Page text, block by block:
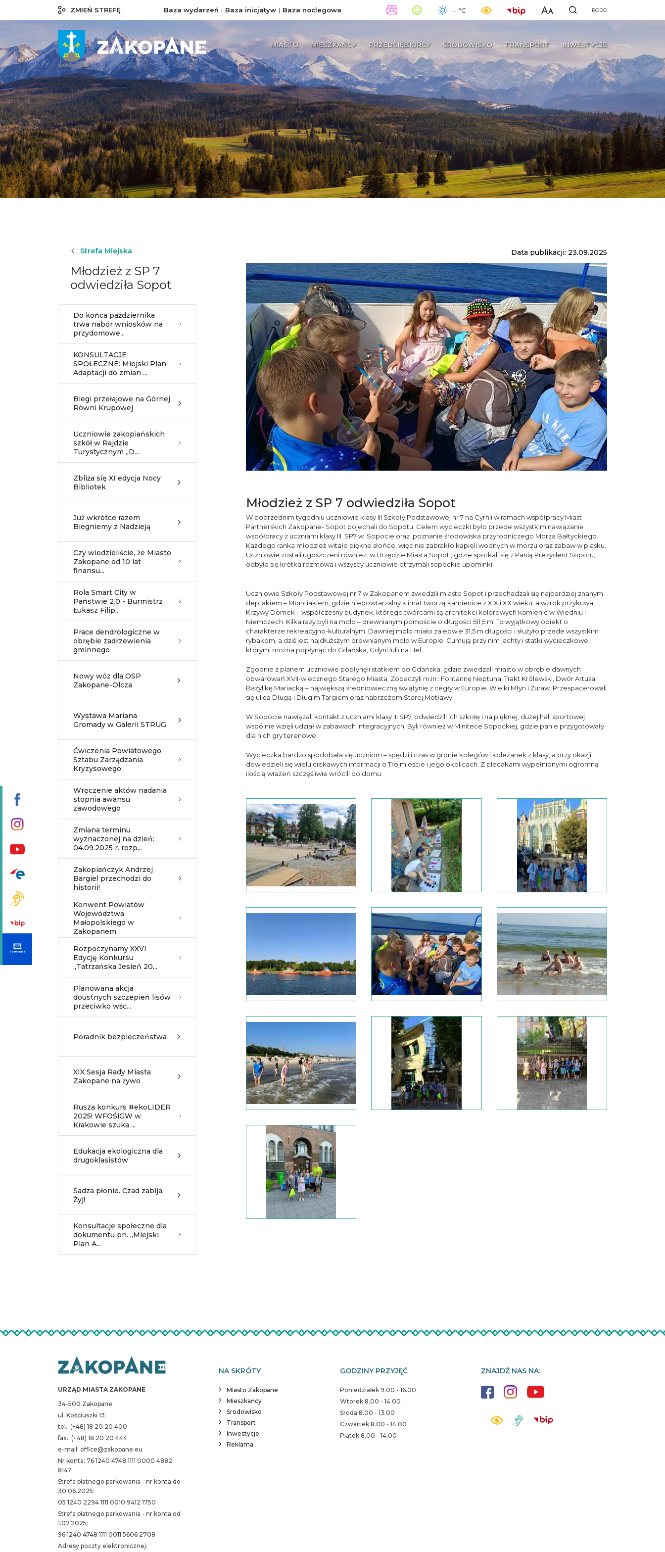
ZMIEŃ STREFĘ Baza wydarzeń Baza inicjatyw Baza noclegowa -- °C RODO
MIASTO MIESZKAŃCY PRZEDSIĘBIORCY ŚRODOWISKO TRANSPORT INWESTYCJE
Strefa Miejska
Młodzież z SP 7
odwiedziła Sopot
Do końca października
trwa nabór wniosków na
przydomowe...
KONSULTACJE
SPOŁECZNE: Miejski Plan
Adaptacji do zmian ...
Biegi przełajowe na Górnej
Równi Krupowej
Uczniowie zakopiańskich
szkół w Rajdzie
Turystycznym „D...
Zbliża się XI edycja Nocy
Bibliotek
Już wkrótce razem
Biegniemy z Nadzieją
Czy wiedzieliście, że Miasto
Zakopane od 10 lat
finansu...
Rola Smart City w
Państwie 2.0 - Burmistrz
Łukasz Filip...
Prace dendrologiczne w
obrębie zadrzewienia
gminnego
Nowy wóz dla OSP
Zakopane-Olcza
Wystawa Mariana
Gromady w Galerii STRUG
Ćwiczenia Powiatowego
Sztabu Zarządzania
Kryzysowego
Wręczenie aktów nadania
stopnia awansu
zawodowego
Zmiana terminu
wyznaczonej na dzień:
04.09.2025 r. rozp...
Zakopiańczyk Andrzej
Bargiel przechodzi do
historii!
Konwent Powiatów
Województwa
Małopolskiego w
Zakopanem
Rozpoczynamy XXVI
Edycję Konkursu
„Tatrzańska Jesień 20...
Planowana akcja
doustnych szczepień lisów
przeciwko wśc...
Poradnik bezpieczeństwa
XIX Sesja Rady Miasta
Zakopane na żywo
Rusza konkurs #ekoLIDER
2025! WFOŚiGW w
Krakowie szuka ...
Edukacja ekologiczna dla
drugoklasistów
Sadza płonie. Czad zabija.
Żyj!
Konsultacje społeczne dla
dokumentu pn. „Miejski
Plan A...
Data publikacji: 23.09.2025
Młodzież z SP 7 odwiedziła Sopot
W poprzednim tygodniu uczniowie klasy III Szkoły Podstawowej nr 7 na Cyrhli w ramach współpracy Miast
Partnerskich Zakopane- Sopot pojechali do Sopotu. Celem wycieczki było przede wszystkim nawiązanie
współpracy z uczniami klasy III SP7 w Sopocie oraz poznanie środowiska przyrodniczego Morza Bałtyckiego.
Każdego ranka młodzież witało piękne słońce, więc nie zabrakło kąpieli wodnych w morzu oraz zabaw w piasku.
Uczniowie zostali ugoszczeni również w Urzędzie Miasta Sopot , gdzie spotkali się z Panią Prezydent Sopotu,
odbyła się krótka rozmowa i wszyscy uczniowie otrzymali sopockie upominki.
Uczniowie Szkoły Podstawowej nr 7 w Zakopanem zwiedzili miasto Sopot i przechadzali się najbardziej znanym
deptakiem – Monciakiem, gdzie niepowtarzalny klimat tworzą kamienice z XIX i XX wieku, a wzrok przykuwa
Krzywy Domek – współczesny budynek, którego twórcami są architekci kolorowych kamienic w Wiedniu i
Niemczech. Kilka razy byli na molo – drewnianym pomoście o długości 511,5 m. To wyjątkowy obiekt o
charakterze rekreacyjno-kulturalnym. Dawniej molo miało zaledwie 31,5 m długości i służyło przede wszystkim
rybakom, a dziś jest najdłuższym drewnianym molo w Europie. Cumują przy nim jachty i statki wycieczkowe,
którymi można popłynąć do Gdańska, Gdyni lub na Hel.
Zgodnie z planem uczniowie popłynęli statkiem do Gdańska, gdzie zwiedzali miasto w obrębie dawnych
obwarowań XVII-wiecznego Starego Miasta. Zobaczyli m.in.: Fontannę Neptuna, Trakt Królewski, Dwór Artusa,
Bazylikę Mariacką – największą średniowieczną świątynię z cegły w Europie, Wielki Młyn i Żuraw. Przespacerowali
się ulicą Długą i Długim Targiem oraz nabrzeżem Starej Motławy.
W Sopocie nawiązali kontakt z uczniami klasy III SP7, odwiedzili ich szkołę i na pięknej, dużej hali sportowej
wspólnie wzięli udział w zabawach integracyjnych. Byli również w Minitece Sopockiej, gdzie panie przygotowały
dla nich gry terenowe.
Wycieczka bardzo spodobała się uczniom – spędzili czas w gronie kolegów i koleżanek z klasy, a przy okazji
dowiedzieli się wielu ciekawych informacji o Trójmieście i jego okolicach. Z plecakami wypełnionymi ogromną
ilością wrażeń szczęśliwie wrócili do domu.
URZĄD MIASTA ZAKOPANE
34-500 Zakopane
ul. Kościuszki 13
tel.: (+48) 18 20 20 400
fax.: (+48) 18 20 20 444
e-mail: office@zakopane.eu
Nr konta: 76 1240 4748 1111 0000 4882
8147
Strefa płatnego parkowania - nr konta do
30.06.2025:
05 1240 2294 1111 0010 9412 1750
Strefa płatnego parkowania - nr konta od
1.07.2025:
96 1240 4748 1111 0011 5606 2708
Adresy poczty elektronicznej:
NA SKRÓTY
Miasto Zakopane
Mieszkańcy
Środowisko
Transport
Inwestycje
Reklama
GODZINY PRZYJĘĆ
Poniedziałek 9.00 - 16.00
Wtorek 8.00 - 14.00
Środa 8.00 - 13.00
Czwartek 8.00 - 14.00
Piątek 8.00 - 14.00
ZNAJDŹ NAS NA: